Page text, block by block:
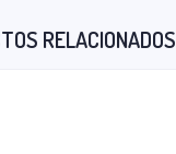
RELACIONADOS